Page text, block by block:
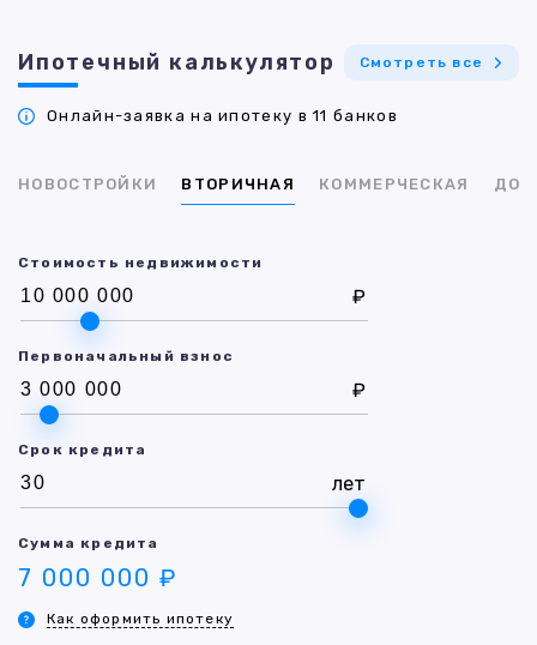
Ипотечный калькулятор Смотреть все
Онлайн-заявка на ипотеку в 11 банков
НОВОСТРОЙКИ ВТОРИЧНАЯ КОММЕРЧЕСКАЯ ДОМ
Стоимость недвижимости
₽
Первоначальный взнос
₽
Срок кредита
лет
Сумма кредита
7 000 000 ₽
Как оформить ипотеку